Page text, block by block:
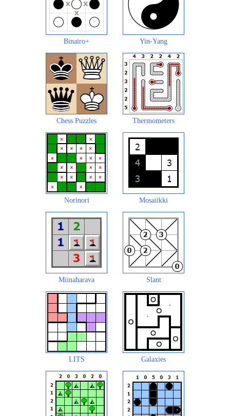
Binairo+ Yin-Yang
Chess Puzzles Thermometers
Norinori Mosaiikki
Miinaharava Slant
LITS Galaxies